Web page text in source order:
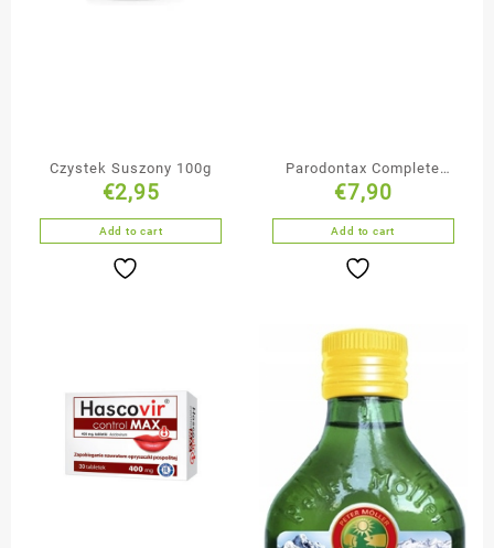
Czystek Suszony 100g
€2,95
Add to cart
Parodontax Complete
Protection Whitening
pasta do zębów 75 ml
€7,90
Add to cart